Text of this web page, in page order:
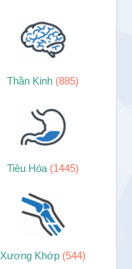
Thần Kinh (885)
Tiêu Hóa (1445)
Xương Khớp (544)